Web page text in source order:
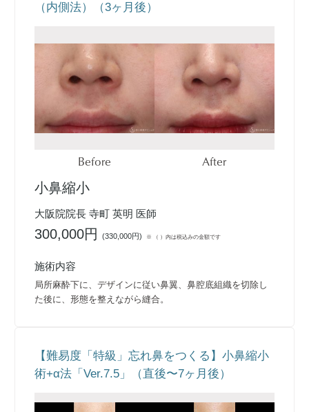
（内側法）（3ヶ月後）
Before After
小鼻縮小
大阪院院長 寺町 英明 医師
300,000円(330,000円) ※ （ ）内は税込みの金額です
施術内容
局所麻酔下に、デザインに従い鼻翼、鼻腔底組織を切除し
た後に、形態を整えながら縫合。
【難易度「特級」忘れ鼻をつくる】小鼻縮小
術+α法「Ver.7.5」（直後〜7ヶ月後）